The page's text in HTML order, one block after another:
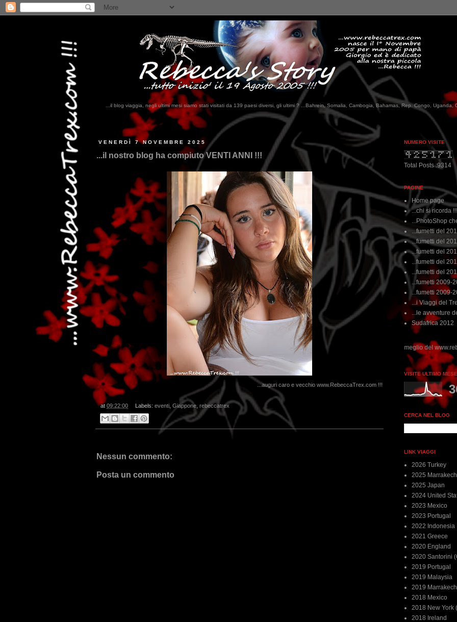
...il blog viaggia, negli ultimi mesi siamo stati visitati da 139 paesi diversi, gli ultimi ? ...Bahrein, Somalia, Cambogia, Bahamas, Rep. Congo, Uganda,
VENERDÌ 7 NOVEMBRE 2025
...il nostro blog ha compiuto VENTI ANNI !!!
...auguri caro e vecchio www.RebeccaTrex.com !!!
at 09:22:00 Labels: eventi, Giappone, rebeccatrex
Nessun commento:
Posta un commento
NUMERO VISITE
Total Posts :9314
PAGINE
Home page
...chi si ricorda !!!
...PhotoShop
...fumetti del
...fumetti del
...fumetti del
...fumetti del
...fumetti del
...fumetti 2009-
...fumetti 2009-
...i Viaggi del
...le avventure
Sudafrica 2012
...dai non perdere tempo, clikka "qui", c'è il meglio del www.rebeccatrex.com
VISITE ULTIMO MESE
CERCA NEL BLOG
LINK VIAGGI
2026 Turkey
2025
2025 Japan
2024 United
2023 Mexico
2023 Portugal
2022 Indonesia
2021 Greece
2020 England
2020 Santorini
2019 Portugal
2019 Malaysia
2019
2018 Mexico
2018 New York
2018 Ireland